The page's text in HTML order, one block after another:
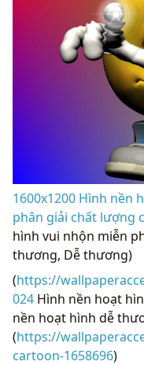
1600x1200 Hình nền
phân giải chất lượng
hình vui nhộn miễn
thương, Dễ thương)
(https://
024 Hình nền hoạt
nền hoạt hình dễ
(https://
cartoon-1658696)